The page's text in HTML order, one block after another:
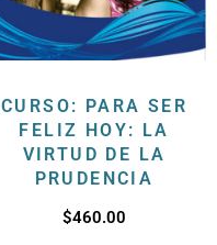
CURSO: PARA SER
FELIZ HOY: LA
VIRTUD DE LA
PRUDENCIA
$460.00